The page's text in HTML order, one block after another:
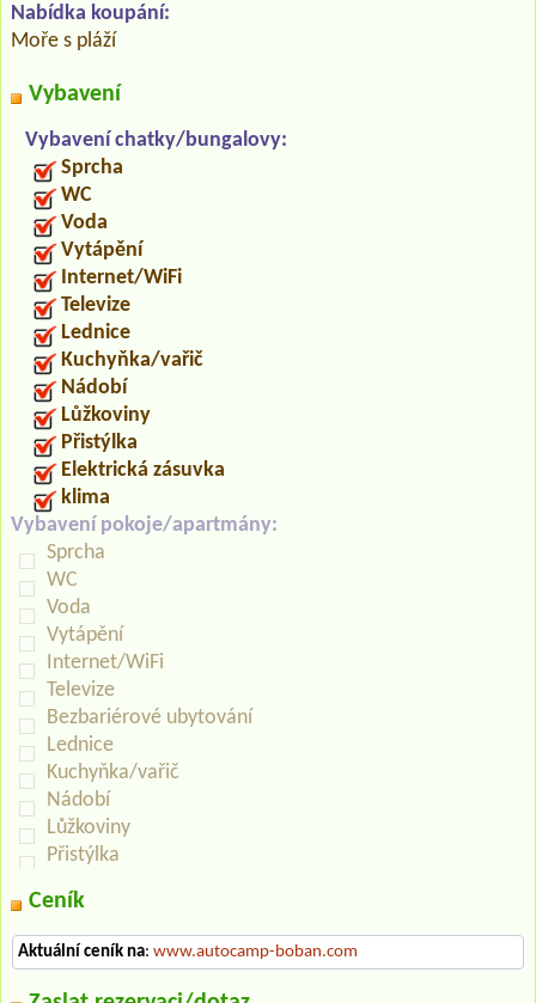
Nabídka koupání:
Moře s pláží
Vybavení
Vybavení chatky/bungalovy:
Sprcha
WC
Voda
Vytápění
Internet/WiFi
Televize
Lednice
Kuchyňka/vařič
Nádobí
Lůžkoviny
Přistýlka
Elektrická zásuvka
klima
Vybavení pokoje/apartmány:
Sprcha
WC
Voda
Vytápění
Internet/WiFi
Televize
Bezbariérové ubytování
Lednice
Kuchyňka/vařič
Nádobí
Lůžkoviny
Přistýlka
Ceník
Aktuální ceník na: www.autocamp-boban.com